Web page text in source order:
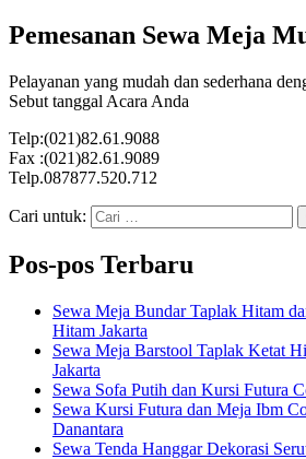
Pemesanan Sewa Meja
Pelayanan yang mudah dan sederhana
Sebut tanggal Acara Anda
Telp:(021)82.61.9088
Fax :(021)82.61.9089
Telp.087877.520.712
Cari untuk:
Pos-pos Terbaru
Sewa Meja Bundar Taplak Hitam
Hitam Jakarta
Sewa Meja Barstool Taplak Ketat
Jakarta
Sewa Sofa Putih dan Kursi Futura
Sewa Kursi Futura dan Meja Ibm
Danantara
Sewa Tenda Hanggar Dekorasi